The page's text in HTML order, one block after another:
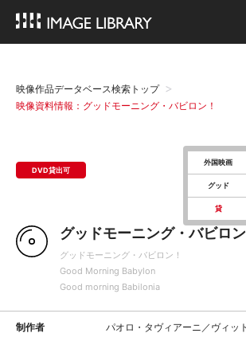
映像作品データベース検索トップ
映像資料情報：グッドモーニング・バビロン！
DVD貸出可
外国映画
グッド
貸
グッドモーニング・バビロン
グッドモーニング・バビロン！
Good Morning Babylon
Good morning Babilonia
制作者 パオロ・タヴィアーニ／ヴィッ